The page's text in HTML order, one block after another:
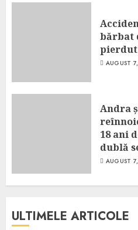
bărbat
AUGUST
Andra
18 ani
dublă
AUGUST
ULTIMELE ARTICOLE